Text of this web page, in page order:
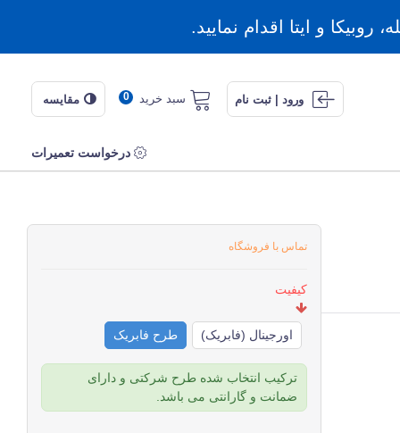
و ایتا اقدام نمایید.
ورود | ثبت نام 0 سبد خرید مقایسه
درخواست تعمیرات
تماس با فروشگاه
کیفیت
اورجینال (فابریک) طرح فابریک
ترکیب انتخاب شده طرح شرکتی و دارای
ضمانت و گارانتی می باشد.